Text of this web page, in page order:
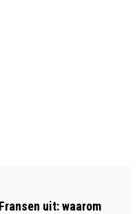
uit: waarom